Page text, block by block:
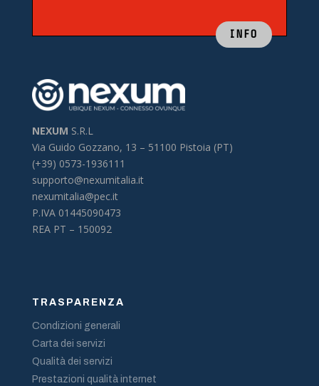
INFO
NEXUM S.R.L
Via Guido Gozzano, 13 – 51100 Pistoia (PT)
(+39) 0573-1936111
supporto@nexumitalia.it
nexumitalia@pec.it
P.IVA 01445090473
REA PT – 150092
TRASPARENZA
Condizioni generali
Carta dei servizi
Qualità dei servizi
Prestazioni qualità internet